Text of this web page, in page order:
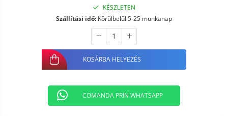
KÉSZLETEN
Szállítási idő: Körülbelül 5-25 munkanap
KOSÁRBA HELYEZÉS
COMANDA PRIN WHATSAPP